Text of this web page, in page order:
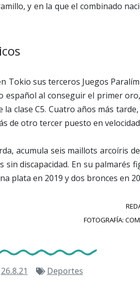
y en la que el combinado
Tokio sus terceros Juegos
español al conseguir el primer
clase C5. Cuatro años más
de otro tercer puesto en
acumula seis maillots arcoíris
discapacidad. En su palmarés
plata en 2019 y dos bronces en
FOTOGRAFÍA:
26.8.21 Deportes